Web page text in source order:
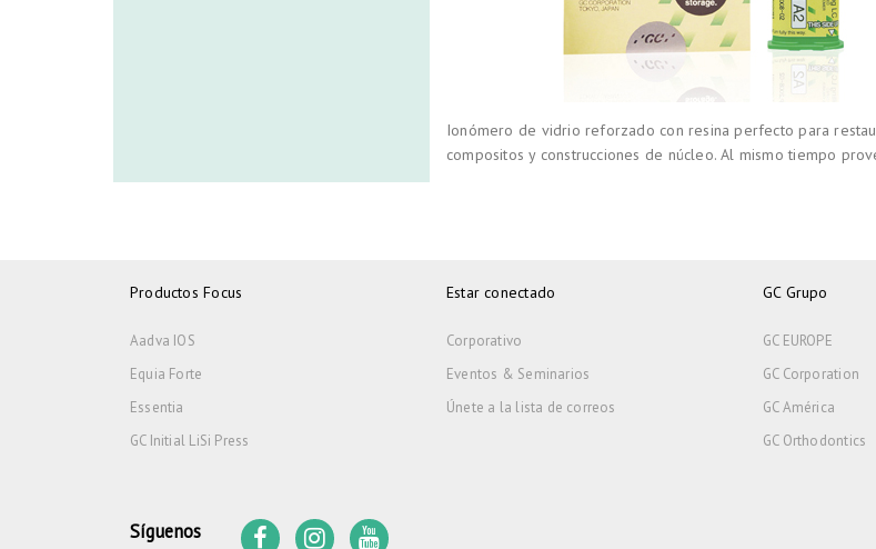
Ionómero de vidrio reforzado con resina perfecto para
compositos y construcciones de núcleo. Al mismo tiempo
Productos Focus
Aadva IOS
Equia Forte
Essentia
GC Initial LiSi Press
Estar conectado
Corporativo
Eventos & Seminarios
Únete a la lista de correos
GC Grupo
GC EUROPE
GC Corporation
GC América
GC Orthodontics
Síguenos